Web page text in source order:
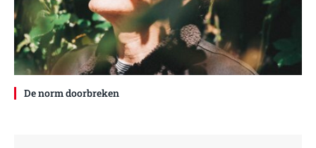
De norm doorbreken